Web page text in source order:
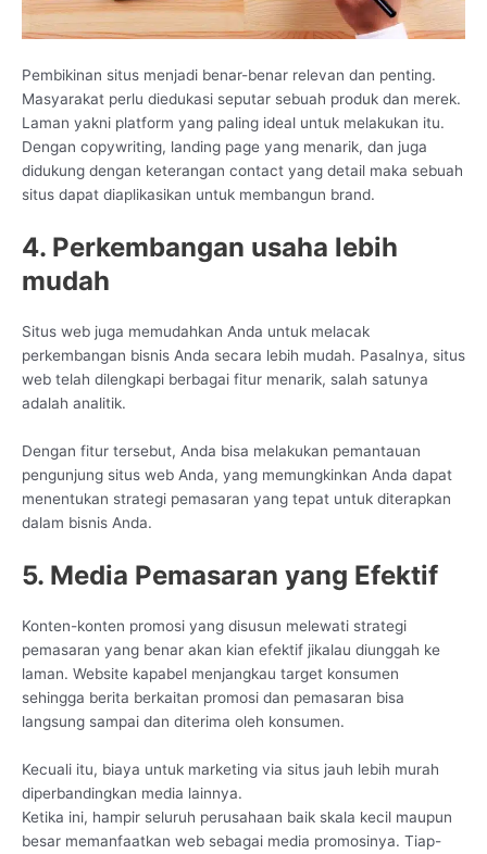
Pembikinan situs menjadi benar-benar relevan dan penting.
Masyarakat perlu diedukasi seputar sebuah produk dan merek.
Laman yakni platform yang paling ideal untuk melakukan itu.
Dengan copywriting, landing page yang menarik, dan juga
didukung dengan keterangan contact yang detail maka sebuah
situs dapat diaplikasikan untuk membangun brand.
4. Perkembangan usaha lebih
mudah
Situs web juga memudahkan Anda untuk melacak
perkembangan bisnis Anda secara lebih mudah. Pasalnya, situs
web telah dilengkapi berbagai fitur menarik, salah satunya
adalah analitik.
Dengan fitur tersebut, Anda bisa melakukan pemantauan
pengunjung situs web Anda, yang memungkinkan Anda dapat
menentukan strategi pemasaran yang tepat untuk diterapkan
dalam bisnis Anda.
5. Media Pemasaran yang Efektif
Konten-konten promosi yang disusun melewati strategi
pemasaran yang benar akan kian efektif jikalau diunggah ke
laman. Website kapabel menjangkau target konsumen
sehingga berita berkaitan promosi dan pemasaran bisa
langsung sampai dan diterima oleh konsumen.
Kecuali itu, biaya untuk marketing via situs jauh lebih murah
diperbandingkan media lainnya.
Ketika ini, hampir seluruh perusahaan baik skala kecil maupun
besar memanfaatkan web sebagai media promosinya. Tiap-